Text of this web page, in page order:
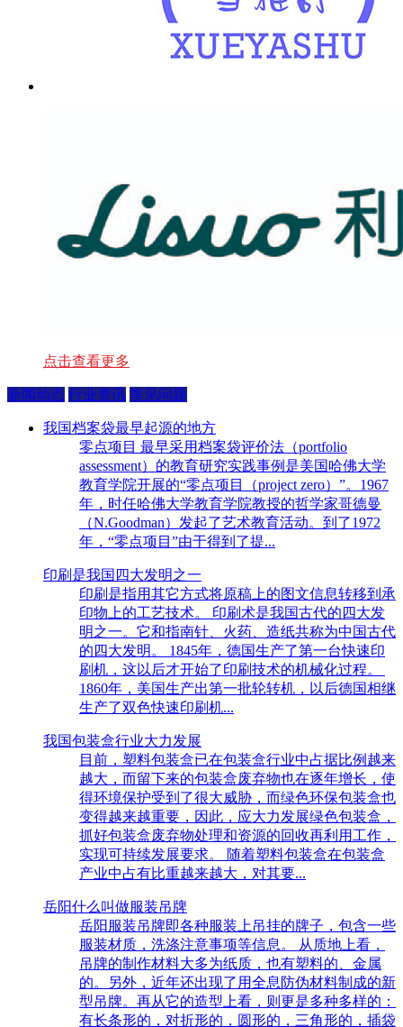
点击查看更多
新闻动态 行业资讯 常见问题
我国档案袋最早起源的地方
零点项目 最早采用档案袋评价法（portfolio
assessment）的教育研究实践事例是美国哈佛大学
教育学院开展的“零点项目（project zero）”。1967
年，时任哈佛大学教育学院教授的哲学家哥德曼
（N.Goodman）发起了艺术教育活动。到了1972
年，“零点项目”由于得到了提...
印刷是我国四大发明之一
印刷是指用其它方式将原稿上的图文信息转移到承
印物上的工艺技术。 印刷术是我国古代的四大发
明之一。它和指南针、火药、造纸共称为中国古代
的四大发明。 1845年，德国生产了第一台快速印
刷机，这以后才开始了印刷技术的机械化过程。
1860年，美国生产出第一批轮转机，以后德国相继
生产了双色快速印刷机...
我国包装盒行业大力发展
目前，塑料包装盒已在包装盒行业中占据比例越来
越大，而留下来的包装盒废弃物也在逐年增长，使
得环境保护受到了很大威胁，而绿色环保包装盒也
变得越来越重要，因此，应大力发展绿色包装盒，
抓好包装盒废弃物处理和资源的回收再利用工作，
实现可持续发展要求。 随着塑料包装盒在包装盒
产业中占有比重越来越大，对其要...
岳阳什么叫做服装吊牌
岳阳服装吊牌即各种服装上吊挂的牌子，包含一些
服装材质，洗涤注意事项等信息。 从质地上看，
吊牌的制作材料大多为纸质，也有塑料的、金属
的。另外，近年还出现了用全息防伪材料制成的新
型吊牌。再从它的造型上看，则更是多种多样的：
有长条形的，对折形的，圆形的，三角形的，插袋